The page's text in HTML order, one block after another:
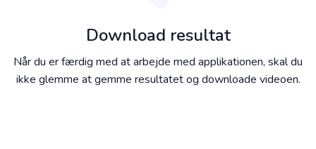
Download resultat
Når du er færdig med at arbejde med applikationen, skal du
ikke glemme at gemme resultatet og downloade videoen.